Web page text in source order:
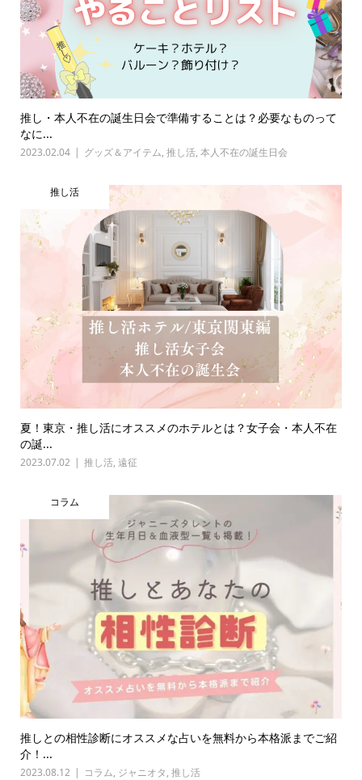
推し・本人不在の誕生日会で準備することは？必要なものって
なに...
2023.02.04 グッズ＆アイテム, 推し活, 本人不在の誕生日会
推し活
夏！東京・推し活にオススメのホテルとは？女子会・本人不在
の誕...
2023.07.02 推し活, 遠征
コラム
推しとの相性診断にオススメな占いを無料から本格派までご紹
介！...
2023.08.12 コラム, ジャニオタ, 推し活